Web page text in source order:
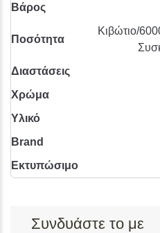
Βάρος
Ποσότητα
Κιβώτιο/
Διαστάσεις
Χρώμα
Υλικό
Brand
Εκτυπώσιμο
Συνδυάστε το με